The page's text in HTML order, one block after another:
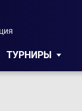
ТУРНИРЫ